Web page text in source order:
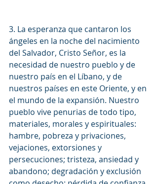
3. La esperanza que cantaron los
ángeles en la noche del nacimiento
del Salvador, Cristo Señor, es la
necesidad de nuestro pueblo y de
nuestro país en el Líbano, y de
nuestros países en este Oriente, y en
el mundo de la expansión. Nuestro
pueblo vive penurias de todo tipo,
materiales, morales y espirituales:
hambre, pobreza y privaciones,
vejaciones, extorsiones y
persecuciones; tristeza, ansiedad y
abandono; degradación y exclusión